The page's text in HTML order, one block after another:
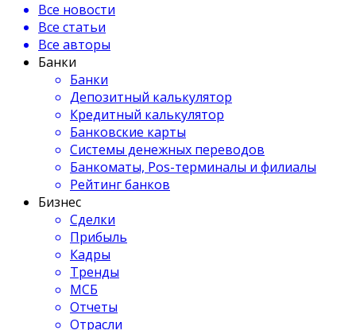
Все новости
Все статьи
Все авторы
Банки
Банки
Депозитный калькулятор
Кредитный калькулятор
Банковские карты
Системы денежных переводов
Банкоматы, Pos-терминалы и филиалы
Рейтинг банков
Бизнес
Сделки
Прибыль
Кадры
Тренды
МСБ
Отчеты
Отрасли